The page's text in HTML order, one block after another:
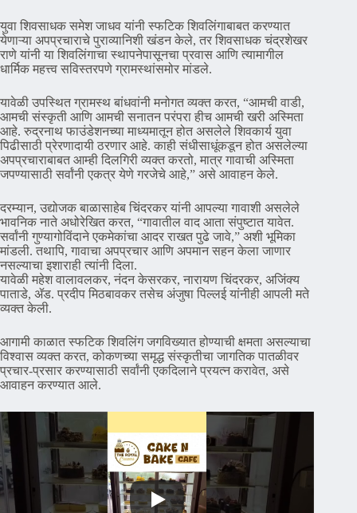
युवा शिवसाधक समेश जाधव यांनी स्फटिक शिवलिंगाबाबत करण्यात
येणाऱ्या अपप्रचाराचे पुराव्यानिशी खंडन केले, तर शिवसाधक चंद्रशेखर
राणे यांनी या शिवलिंगाचा स्थापनेपासूनचा प्रवास आणि त्यामागील
धार्मिक महत्त्व सविस्तरपणे ग्रामस्थांसमोर मांडले.
यावेळी उपस्थित ग्रामस्थ बांधवांनी मनोगत व्यक्त करत, “आमची वाडी,
आमची संस्कृती आणि आमची सनातन परंपरा हीच आमची खरी अस्मिता
आहे. रुद्रनाथ फाउंडेशनच्या माध्यमातून होत असलेले शिवकार्य युवा
पिढीसाठी प्रेरणादायी ठरणार आहे. काही संधीसाधूंकडून होत असलेल्या
अपप्रचाराबाबत आम्ही दिलगिरी व्यक्त करतो, मात्र गावाची अस्मिता
जपण्यासाठी सर्वांनी एकत्र येणे गरजेचे आहे,” असे आवाहन केले.
दरम्यान, उद्योजक बाळासाहेब चिंदरकर यांनी आपल्या गावाशी असलेले
भावनिक नाते अधोरेखित करत, “गावातील वाद आता संपुष्टात यावेत.
सर्वांनी गुण्यागोविंदाने एकमेकांचा आदर राखत पुढे जावे,” अशी भूमिका
मांडली. तथापि, गावाचा अपप्रचार आणि अपमान सहन केला जाणार
नसल्याचा इशाराही त्यांनी दिला.
यावेळी महेश वालावलकर, नंदन केसरकर, नारायण चिंदरकर, अजिंक्य
पाताडे, ॲड. प्रदीप मिठबावकर तसेच अंजुषा पिल्लई यांनीही आपली मते
व्यक्त केली.
आगामी काळात स्फटिक शिवलिंग जगविख्यात होण्याची क्षमता असल्याचा
विश्वास व्यक्त करत, कोकणच्या समृद्ध संस्कृतीचा जागतिक पातळीवर
प्रचार-प्रसार करण्यासाठी सर्वांनी एकदिलाने प्रयत्न करावेत, असे
आवाहन करण्यात आले.